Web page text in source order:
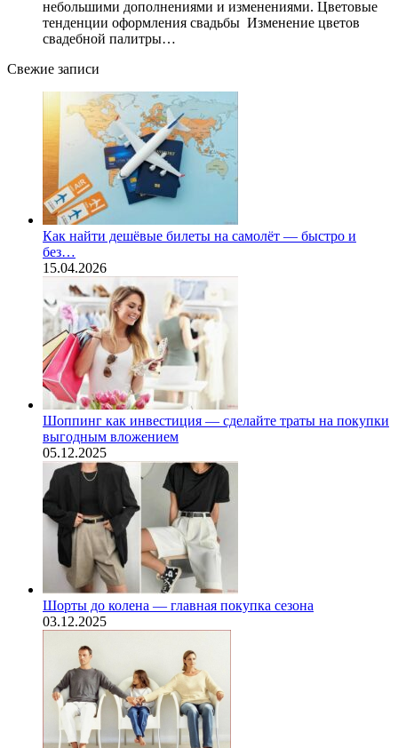
небольшими дополнениями и изменениями. Цветовые
тенденции оформления свадьбы Изменение цветов
свадебной палитры…
Свежие записи
Как найти дешёвые билеты на самолёт — быстро и
без…
15.04.2026
Шоппинг как инвестиция — сделайте траты на покупки
выгодным вложением
05.12.2025
Шорты до колена — главная покупка сезона
03.12.2025